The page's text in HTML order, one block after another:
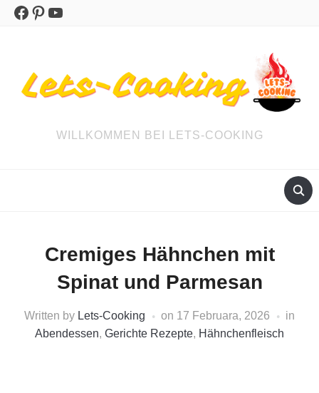
Facebook
Pinterest
YouTube
WILLKOMMEN BEI LETS-COOKING
Cremiges Hähnchen mit
Spinat und Parmesan
Written by Lets-Cooking on 17 Februara, 2026
in
Abendessen, Gerichte Rezepte, Hähnchenfleisch